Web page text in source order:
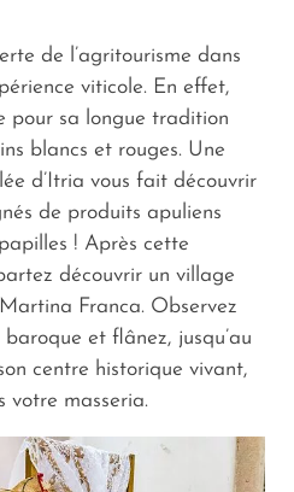
de l’agritourisme dans
viticole. En effet,
pour sa longue tradition
blancs et rouges. Une
d’Itria vous fait découvrir
de produits apuliens
! Après cette
découvrir un village
Franca. Observez
et flânez, jusqu’au
centre historique vivant,
votre masseria.